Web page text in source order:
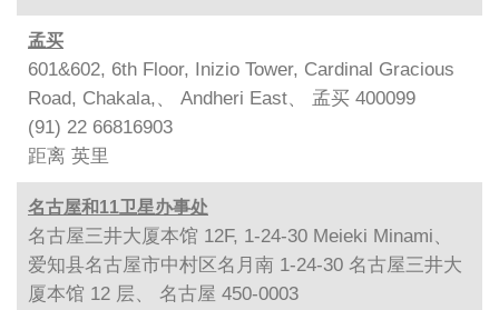
孟买
601&602, 6th Floor, Inizio Tower, Cardinal Gracious
Road, Chakala,、 Andheri East、 孟买 400099
(91) 22 66816903
距离 英里
名古屋和11卫星办事处
名古屋三井大厦本馆 12F, 1-24-30 Meieki Minami、
爱知县名古屋市中村区名月南 1-24-30 名古屋三井大
厦本馆 12 层、 名古屋 450-0003